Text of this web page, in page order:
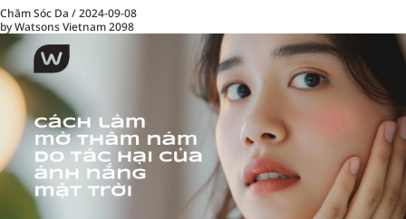
Chăm Sóc Da /2024-09-08
by Watsons Vietnam2098